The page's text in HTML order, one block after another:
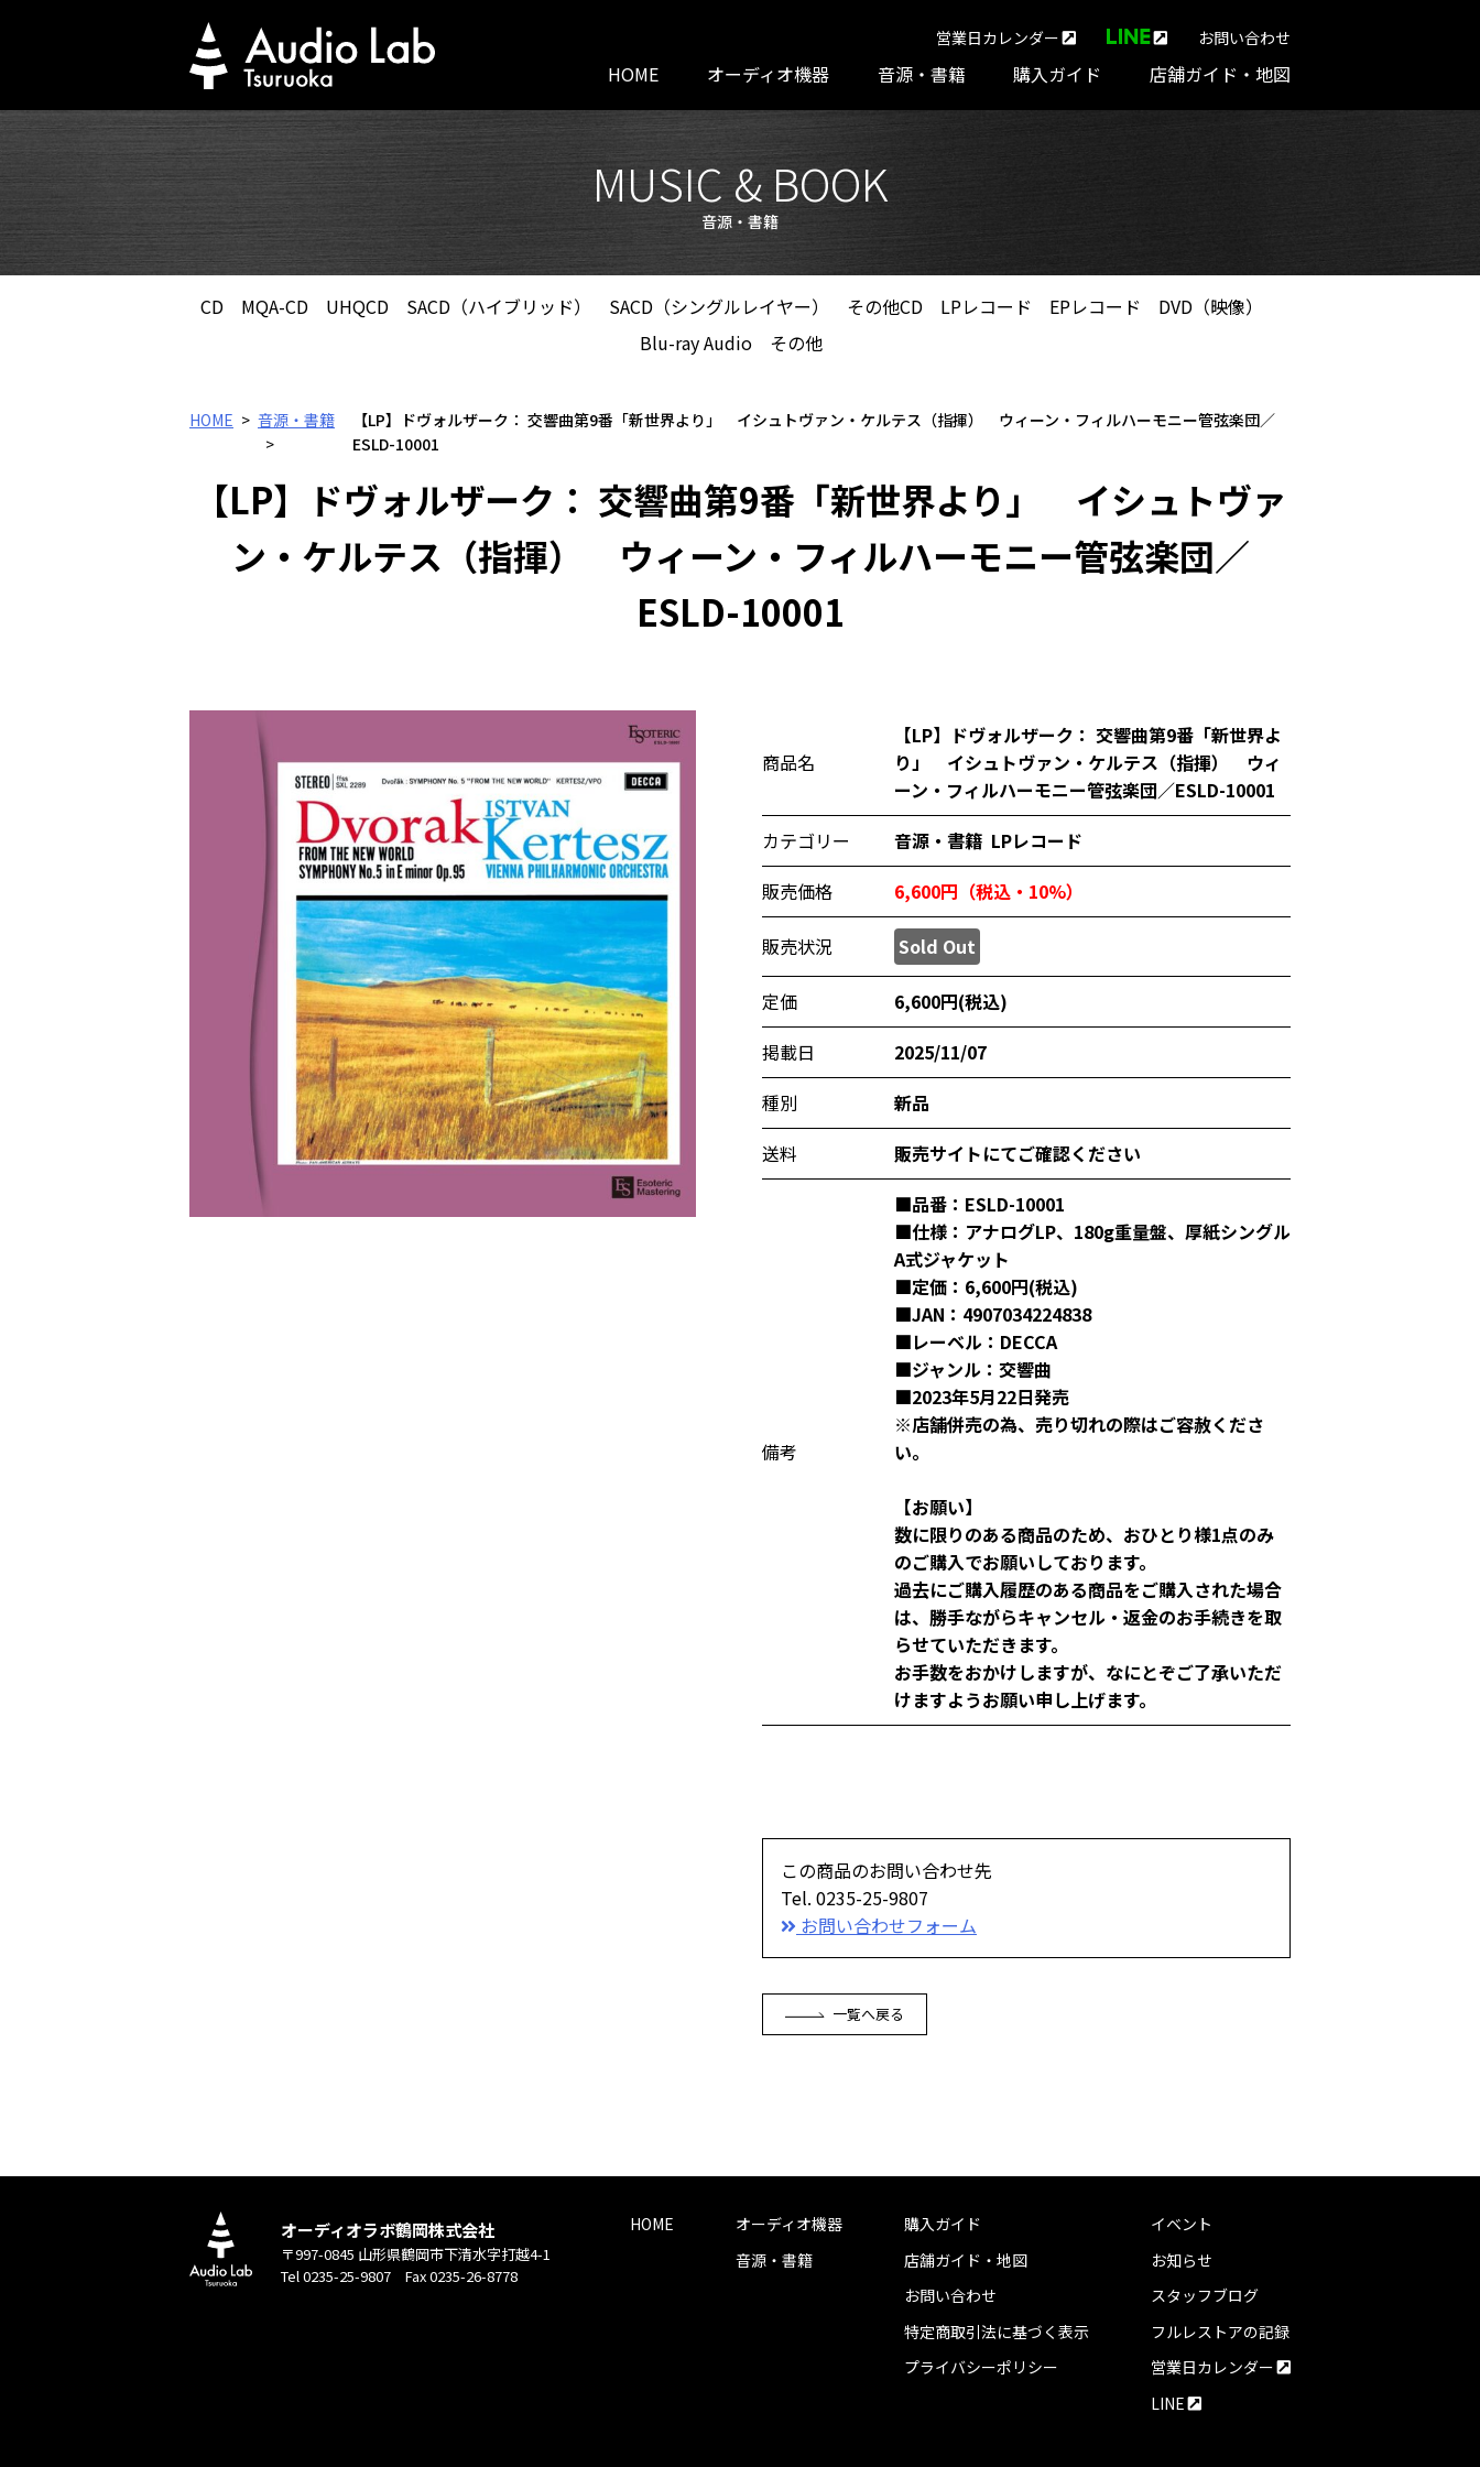
HOME オーディオ機器 音源・書籍 購入ガイド 店舗ガイド・地図
営業日カレンダー お問い合わせ
MUSIC & BOOK
音源・書籍
CD MQA-CD UHQCD SACD（ハイブリッド） SACD（シングルレイヤー） その他CD LPレコード EPレコード
DVD（映像）
Blu-ray Audio
その他
HOME 音源・書籍
【LP】ドヴォルザーク： 交響曲第9番「新世界より」 イシュトヴァン・ケルテス（指揮） ウィーン・フィルハーモニー管弦楽団／
ESLD-10001
【LP】ドヴォルザーク： 交響曲第9番「新世界より」 イシュトヴァ
ン・ケルテス（指揮） ウィーン・フィルハーモニー管弦楽団／
ESLD-10001
商品名
【LP】ドヴォルザーク： 交響曲第9番「新世界よ
り」 イシュトヴァン・ケルテス（指揮） ウィ
ーン・フィルハーモニー管弦楽団／ESLD-10001
カテゴリー
音源・書籍 LPレコード
販売価格
6,600円（税込・10%）
販売状況 Sold Out
定価
6,600円(税込)
掲載日
2025/11/07
種別
新品
送料
販売サイトにてご確認ください
備考
■品番：ESLD-10001
■仕様：アナログLP、180g重量盤、厚紙シングル
A式ジャケット
■定価：6,600円(税込)
■JAN：4907034224838
■レーベル：DECCA
■ジャンル：交響曲
■2023年5月22日発売
※店舗併売の為、売り切れの際はご容赦くださ
い。
【お願い】
数に限りのある商品のため、おひとり様1点のみ
のご購入でお願いしております。
過去にご購入履歴のある商品をご購入された場合
は、勝手ながらキャンセル・返金のお手続きを取
らせていただきます。
お手数をおかけしますが、なにとぞご了承いただ
けますようお願い申し上げます。
この商品のお問い合わせ先
Tel. 0235-25-9807
お問い合わせフォーム
一覧へ戻る
オーディオラボ鶴岡株式会社
〒997-0845 山形県鶴岡市下清水字打越4-1
Tel 0235-25-9807 Fax 0235-26-8778
HOME
オーディオ機器
音源・書籍
購入ガイド
店舗ガイド・地図
お問い合わせ
特定商取引法に基づく表示
プライバシーポリシー
イベント
お知らせ
スタッフブログ
フルレストアの記録
営業日カレンダー
LINE